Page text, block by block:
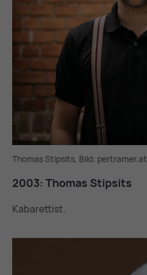
Thomas Stipsits, Bild: pertramer.at
2003: Tho­mas Stip­sits
Kabarettist.